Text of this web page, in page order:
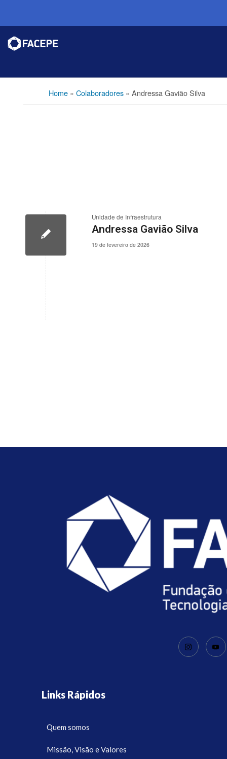
Home» Colaboradores» Andressa Gavião Silva
Unidade de Infraestrutura
Andressa Gavião Silva
19 de fevereiro de 2026
Links Rápidos
Quem somos
Missão, Visão e Valores